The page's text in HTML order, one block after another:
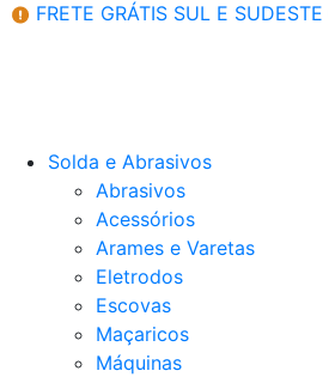
FRETE GRÁTIS SUL E SUDESTE
Solda e Abrasivos
Abrasivos
Acessórios
Arames e Varetas
Eletrodos
Escovas
Maçaricos
Máquinas